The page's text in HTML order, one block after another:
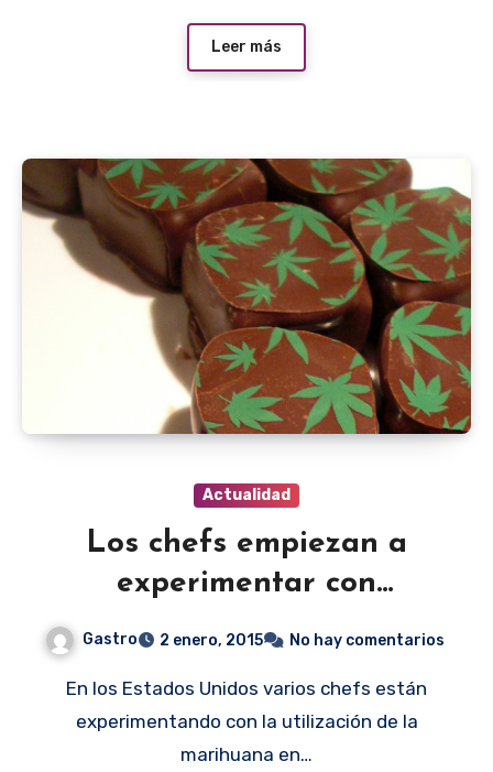
Leer más
Actualidad
Los chefs empiezan a
experimentar con
Gastro 2 enero, 2015 No hay comentarios
En los Estados Unidos varios chefs están
experimentando con la utilización de la
marihuana en…